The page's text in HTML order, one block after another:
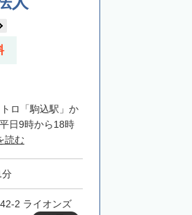
ロ「駒込駅」か
日9時から18時
読む
分
2 ライオンズ